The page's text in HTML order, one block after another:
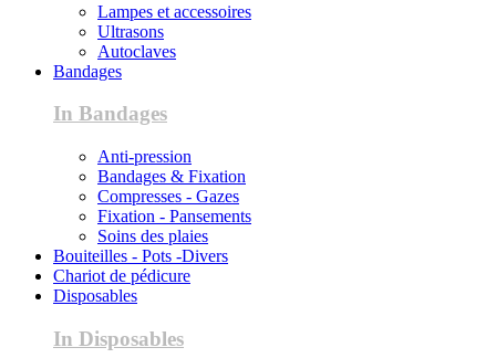
Lampes et accessoires
Ultrasons
Autoclaves
Bandages
In Bandages
Anti-pression
Bandages & Fixation
Compresses - Gazes
Fixation - Pansements
Soins des plaies
Bouiteilles - Pots -Divers
Chariot de pédicure
Disposables
In Disposables